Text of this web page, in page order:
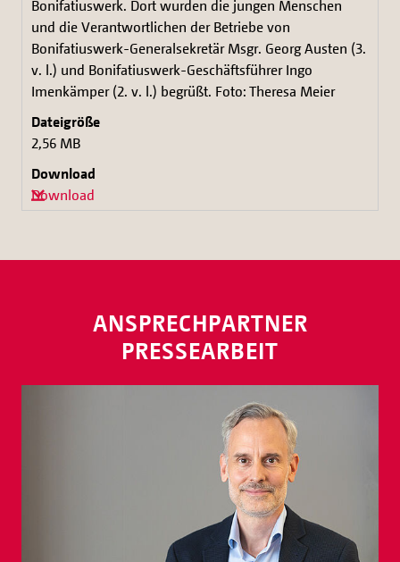
Bonifatiuswerk. Dort wurden die jungen Menschen
und die Verantwortlichen der Betriebe von
Bonifatiuswerk-Generalsekretär Msgr. Georg Austen (3.
v. l.) und Bonifatiuswerk-Geschäftsführer Ingo
Imenkämper (2. v. l.) begrüßt. Foto: Theresa Meier
2,56 MB
Download
ANSPRECHPARTNER
PRESSEARBEIT